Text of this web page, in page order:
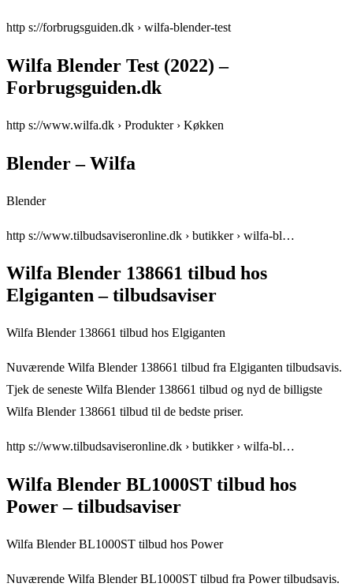
http s://forbrugsguiden.dk › wilfa-blender-test
Wilfa Blender Test (2022) –
Forbrugsguiden.dk
http s://www.wilfa.dk › Produkter › Køkken
Blender – Wilfa
Blender
http s://www.tilbudsaviseronline.dk › butikker › wilfa-bl…
Wilfa Blender 138661 tilbud hos
Elgiganten – tilbudsaviser
Wilfa Blender 138661 tilbud hos Elgiganten
Nuværende Wilfa Blender 138661 tilbud fra Elgiganten tilbudsavis.
Tjek de seneste Wilfa Blender 138661 tilbud og nyd de billigste
Wilfa Blender 138661 tilbud til de bedste priser.
http s://www.tilbudsaviseronline.dk › butikker › wilfa-bl…
Wilfa Blender BL1000ST tilbud hos
Power – tilbudsaviser
Wilfa Blender BL1000ST tilbud hos Power
Nuværende Wilfa Blender BL1000ST tilbud fra Power tilbudsavis.